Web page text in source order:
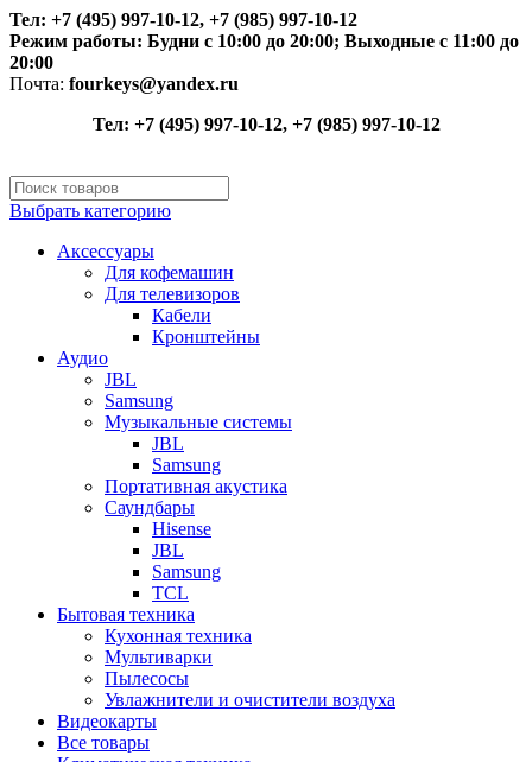
Тел: +7 (495) 997-10-12, +7 (985) 997-10-12
Режим работы: Будни с 10:00 до 20:00; Выходные с 11:00 до
20:00
Почта: fourkeys@yandex.ru
Тел: +7 (495) 997-10-12, +7 (985) 997-10-12
Выбрать категорию
Аксессуары
Для кофемашин
Для телевизоров
Кабели
Кронштейны
Аудио
JBL
Samsung
Музыкальные системы
JBL
Samsung
Портативная акустика
Саундбары
Hisense
JBL
Samsung
TCL
Бытовая техника
Кухонная техника
Мультиварки
Пылесосы
Увлажнители и очистители воздуха
Видеокарты
Все товары